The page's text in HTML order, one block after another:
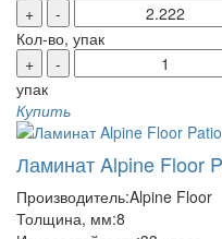
+
-
Кол-во, упак
+
-
упак
Купить
Ламинат Alpine Floor
Производитель:Alpine Floor
Толщина, мм:8